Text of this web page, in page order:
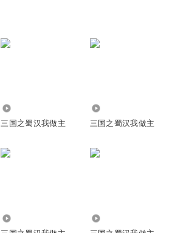
三国之蜀汉我做主 三国之蜀汉我做主